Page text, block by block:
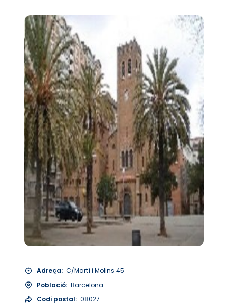
Adreça: C/Martí i Molins 45
Població: Barcelona
Codi postal: 08027